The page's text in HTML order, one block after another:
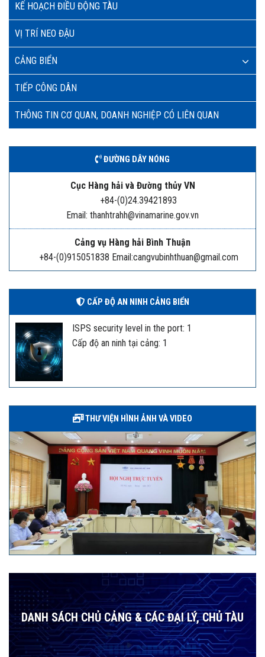
KẾ HOẠCH ĐIỀU ĐỘNG TÀU
VỊ TRÍ NEO ĐẬU
CẢNG BIỂN
TIẾP CÔNG DÂN
THÔNG TIN CƠ QUAN, DOANH NGHIỆP CÓ LIÊN QUAN
ĐƯỜNG DÂY NÓNG
Cục Hàng hải và Đường thủy VN
+84-(0)24.39421893
Email: thanhtrahh@vinamarine.gov.vn
Cảng vụ Hàng hải Bình Thuận
+84-(0)915051838 Email:cangvubinhthuan@gmail.com
CẤP ĐỘ AN NINH CẢNG BIỂN
ISPS security level in the port: 1
Cấp độ an ninh tại cảng: 1
THƯ VIỆN HÌNH ẢNH VÀ VIDEO
DANH SÁCH CHỦ CẢNG & CÁC ĐẠI LÝ, CHỦ TÀU